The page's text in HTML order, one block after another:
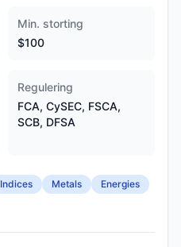
Min. storting
$100
Regulering
FCA, CySEC, FSCA,
SCB, DFSA
Indices Metals
Energies